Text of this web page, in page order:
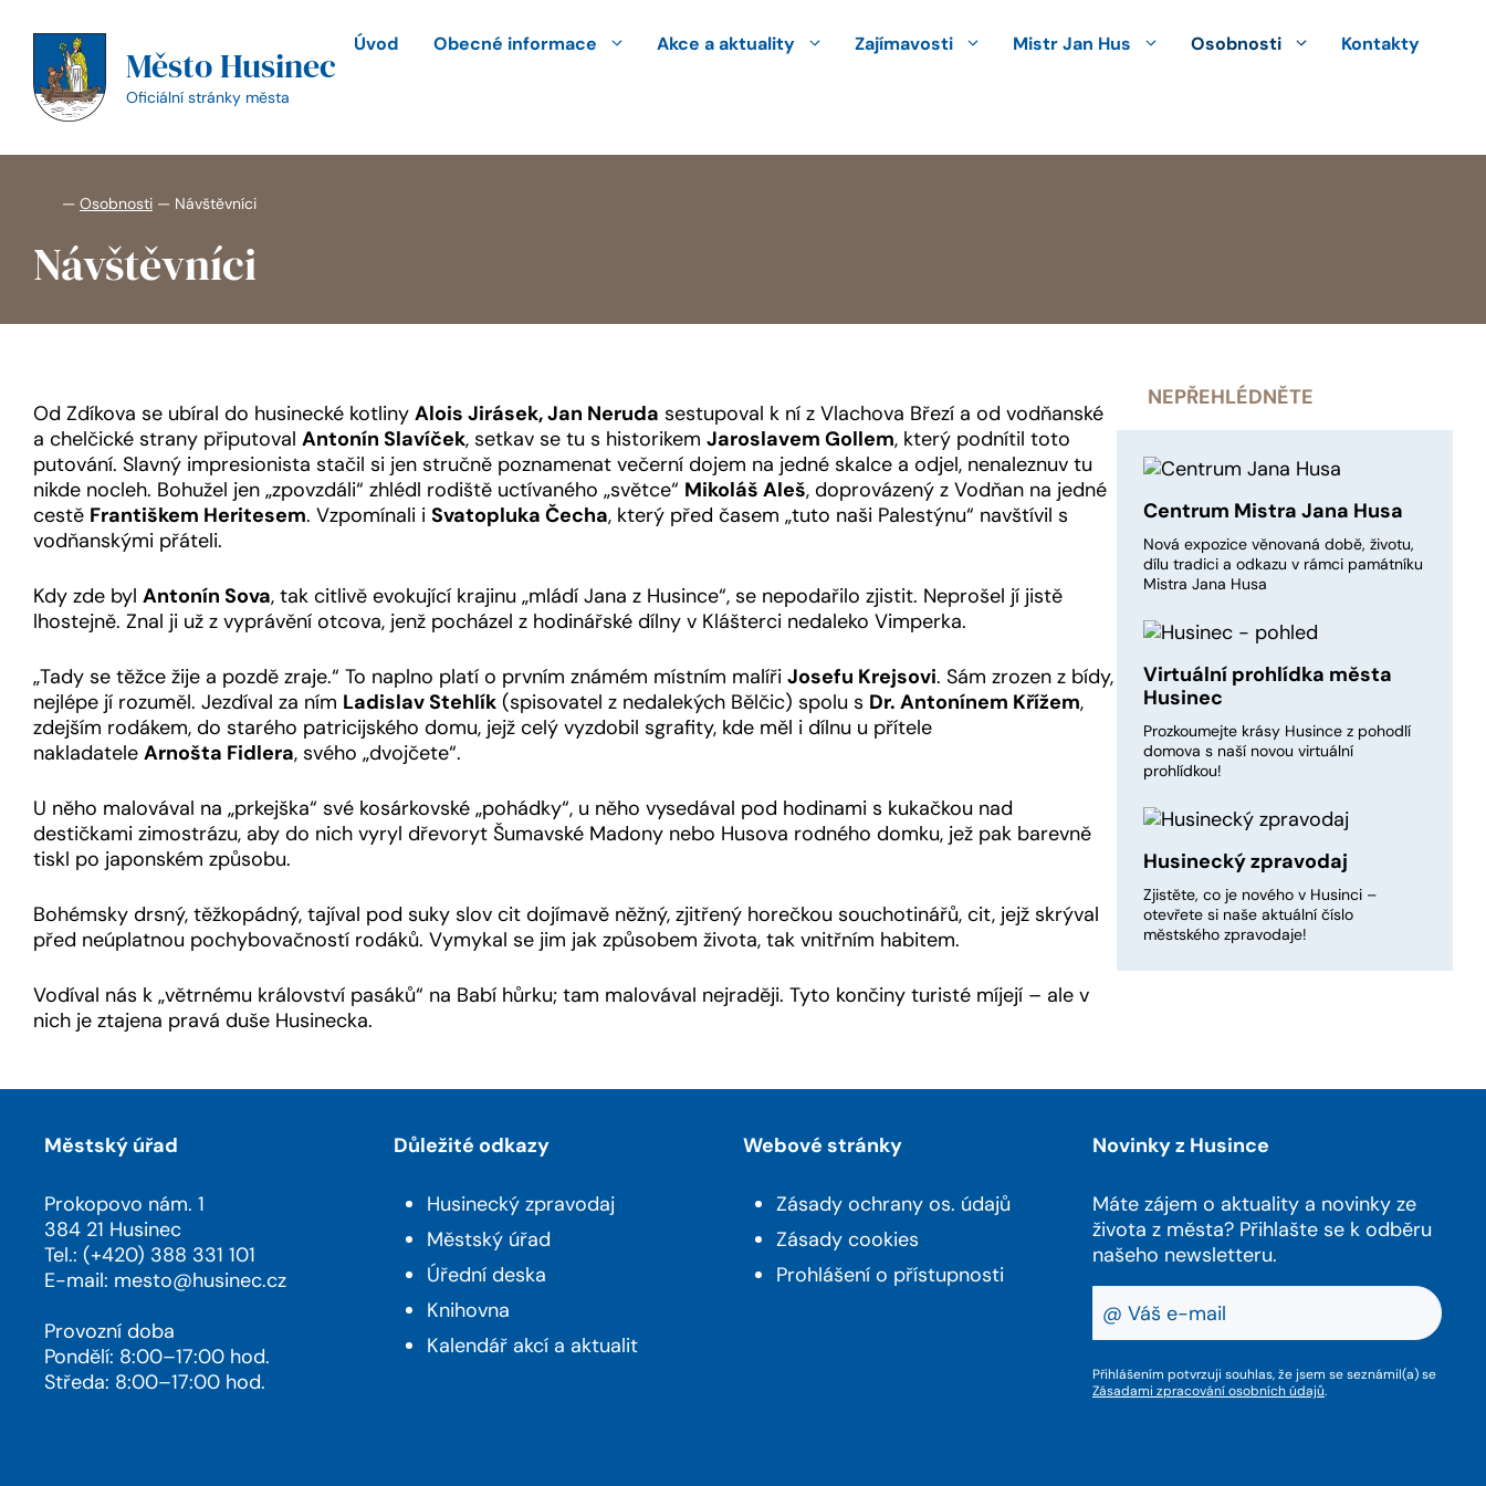
obsah
Město Husinec
Oficiální stránky města
Úvod Obecné informace Akce a aktuality Zajímavosti Mistr Jan Hus Osobnosti Kontakty
— Osobnosti — Návštěvníci
Návštěvníci
Od Zdíkova se ubíral do husinecké kotliny Alois Jirásek, Jan Neruda sestupoval k ní z Vlachova Březí a od vodňanské
a chelčické strany připutoval Antonín Slavíček, setkav se tu s historikem Jaroslavem Gollem, který podnítil toto
putování. Slavný impresionista stačil si jen stručně poznamenat večerní dojem na jedné skalce a odjel, nenaleznuv tu
nikde nocleh. Bohužel jen „zpovzdáli“ zhlédl rodiště uctívaného „světce“ Mikoláš Aleš, doprovázený z Vodňan na jedné
cestě Františkem Heritesem. Vzpomínali i Svatopluka Čecha, který před časem „tuto naši Palestýnu“ navštívil s
vodňanskými přáteli.
Kdy zde byl Antonín Sova, tak citlivě evokující krajinu „mládí Jana z Husince“, se nepodařilo zjistit. Neprošel jí jistě
lhostejně. Znal ji už z vyprávění otcova, jenž pocházel z hodinářské dílny v Klášterci nedaleko Vimperka.
„Tady se těžce žije a pozdě zraje.“ To naplno platí o prvním známém místním malíři Josefu Krejsovi. Sám zrozen z bídy,
nejlépe jí rozuměl. Jezdíval za ním Ladislav Stehlík (spisovatel z nedalekých Bělčic) spolu s Dr. Antonínem Křížem,
zdejším rodákem, do starého patricijského domu, jejž celý vyzdobil sgrafity, kde měl i dílnu u přítele
nakladatele Arnošta Fidlera, svého „dvojčete“.
U něho malovával na „prkejška“ své kosárkovské „pohádky“, u něho vysedával pod hodinami s kukačkou nad
destičkami zimostrázu, aby do nich vyryl dřevoryt Šumavské Madony nebo Husova rodného domku, jež pak barevně
tiskl po japonském způsobu.
Bohémsky drsný, těžkopádný, tajíval pod suky slov cit dojímavě něžný, zjitřený horečkou souchotinářů, cit, jejž skrýval
před neúplatnou pochybovačností rodáků. Vymykal se jim jak způsobem života, tak vnitřním habitem.
Vodíval nás k „větrnému království pasáků“ na Babí hůrku; tam malovával nejraději. Tyto končiny turisté míjejí – ale v
nich je ztajena pravá duše Husinecka.
NEPŘEHLÉDNĚTE
Centrum Mistra Jana Husa
Nová expozice věnovaná době, životu,
dílu tradici a odkazu v rámci památníku
Mistra Jana Husa
Virtuální prohlídka města
Husinec
Prozkoumejte krásy Husince z pohodlí
domova s naší novou virtuální
prohlídkou!
Husinecký zpravodaj
Zjistěte, co je nového v Husinci –
otevřete si naše aktuální číslo
městského zpravodaje!
Městský úřad
Prokopovo nám. 1
384 21 Husinec
Tel.: (+420) 388 331 101
E-mail: mesto@husinec.cz
Provozní doba
Pondělí: 8:00–17:00 hod.
Středa: 8:00–17:00 hod.
Důležité odkazy
Husinecký zpravodaj
Městský úřad
Úřední deska
Knihovna
Kalendář akcí a aktualit
Webové stránky
Zásady ochrany os. údajů
Zásady cookies
Prohlášení o přístupnosti
Novinky z Husince
Máte zájem o aktuality a novinky ze
života z města? Přihlašte se k odběru
našeho newsletteru.
Přihlášením potvrzuji souhlas, že jsem se seznámil(a) se
Zásadami zpracování osobních údajů.